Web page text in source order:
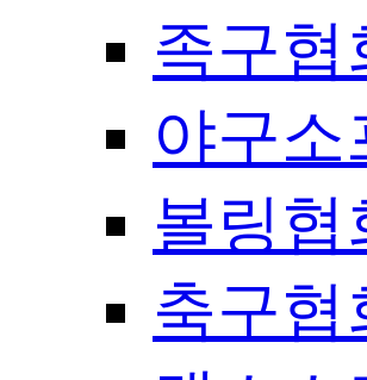
족구협
야구
볼링협
축구협